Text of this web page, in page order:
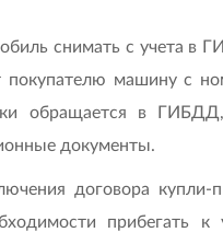
снимать с учета в
покупателю машину с
обращается в
документы.
договора купли-
прибегать к